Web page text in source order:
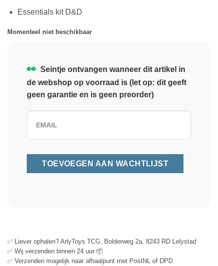
Essentials kit D&D
Momenteel niet beschikbaar
👀 Seintje ontvangen wanneer dit artikel in
de webshop op voorraad is (let op: dit geeft
geen garantie en is geen preorder)
✅ Liever ophalen? ArlyToys TCG, Bolderweg 2a, 8243 RD Lelystad
✅ Wij verzenden binnen 24 uur 📦
✅ Verzenden mogelijk naar afhaalpunt met PostNL of DPD